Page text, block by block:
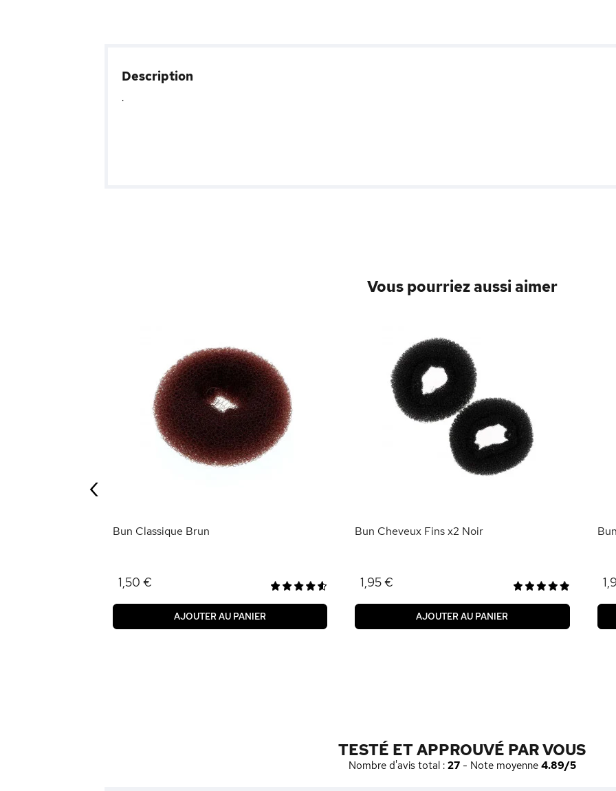
Description
.
Vous pourriez aussi aimer
Bun Classique Brun
1,50 €
AJOUTER AU PANIER
Bun Cheveux Fins x2 Noir
1,95 €
AJOUTER AU PANIER
‹
TESTÉ ET APPROUVÉ PAR VOUS
Nombre d'avis total : 27- Note moyenne 4.89/5